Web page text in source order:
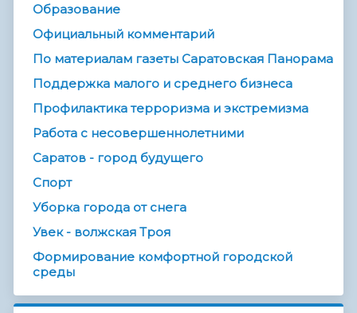
Образование
Официальный комментарий
По материалам газеты Саратовская Панорама
Поддержка малого и среднего бизнеса
Профилактика терроризма и экстремизма
Работа с несовершеннолетними
Саратов - город будущего
Спорт
Уборка города от снега
Увек - волжская Троя
Формирование комфортной городской
среды